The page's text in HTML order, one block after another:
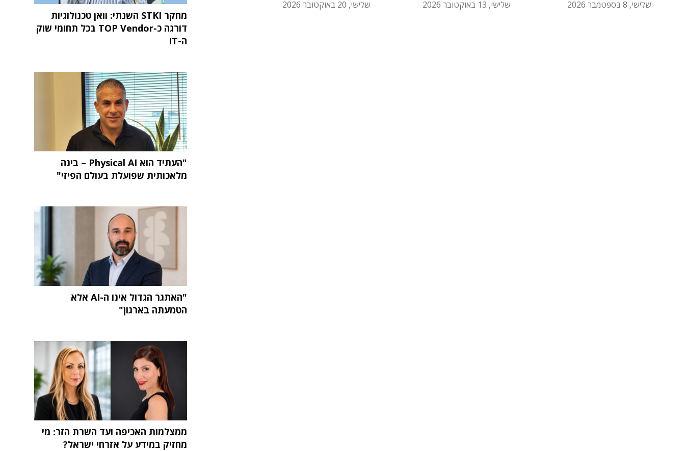
שלישי, 8 בספטמבר 2026 שלישי, 13 באוקטובר 2026 שלישי, 20 באוקטובר 2026
מחקר STKI השנתי: וואן טכנולוגיות
דורגה כ-TOP Vendor בכל תחומי שוק
ה-IT
"העתיד הוא Physical AI – בינה
מלאכותית שפועלת בעולם הפיזי"
"האתגר הגדול אינו ה-AI אלא
הטמעתה בארגון"
ממצלמות האכיפה ועד השרת הזר: מי
מחזיק במידע על אזרחי ישראל?